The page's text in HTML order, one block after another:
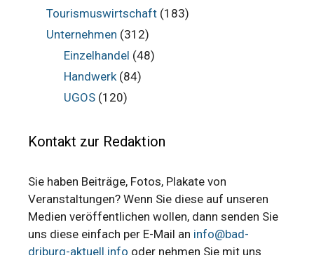
Tourismuswirtschaft(183)
Unternehmen (312)
Einzelhandel (48)
Handwerk(84)
UGOS (120)
Kontakt zur Redaktion
Sie haben Beiträge, Fotos, Plakate von
Veranstaltungen? Wenn Sie diese auf unseren
Medien veröffentlichen wollen, dann senden Sie
uns diese einfach per E-Mail an info@bad-
driburg-aktuell.info oder nehmen Sie mit uns